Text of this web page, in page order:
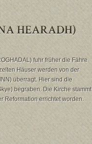
fuhr früher die Fähre
Häuser werden von der
überragt. Hier sind die
begraben. Die Kirche stammt
Reformation errichtet worden.